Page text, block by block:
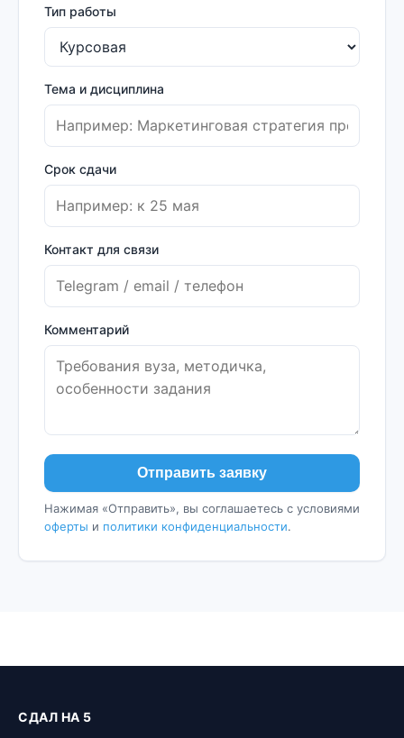
Тип работы
Тема и дисциплина
Срок сдачи
Контакт для связи
Комментарий
Отправить заявку
Нажимая «Отправить», вы соглашаетесь с условиями
оферты и политики конфиденциальности.
СДАЛ НА 5